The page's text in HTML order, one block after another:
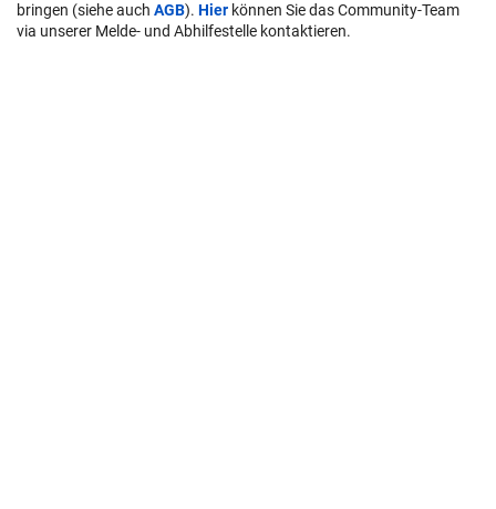
bringen (siehe auch AGB). Hier können Sie das Community-Team
via unserer Melde- und Abhilfestelle kontaktieren.